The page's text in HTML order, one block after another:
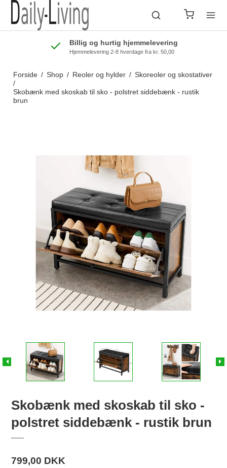
Billig og hurtig hjemmelevering
Hjemmelevering 2-8 hverdage fra kr. 50,00
Forside / Shop / Reoler og hylder / Skoreoler og skostativer
/
Skobænk med skoskab til sko - polstret siddebænk - rustik
brun
Skobænk med skoskab til sko -
polstret siddebænk - rustik brun
799,00 DKK